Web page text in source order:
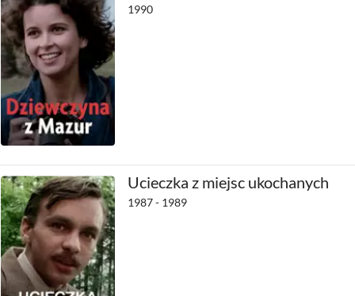
1990
Ucieczka z miejsc ukochanych
1987 - 1989